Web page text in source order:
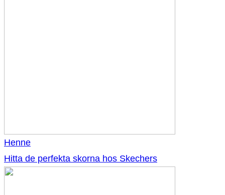
Henne
Hitta de perfekta skorna hos Skechers